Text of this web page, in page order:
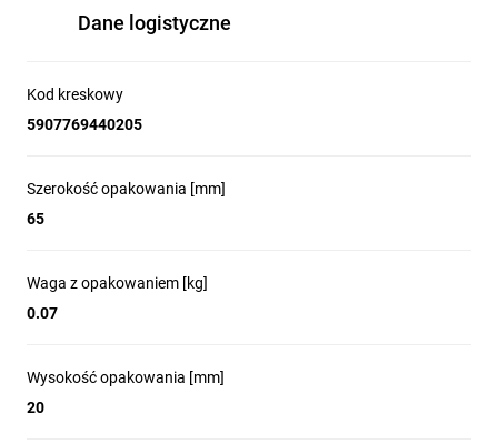
Dane logistyczne
Kod kreskowy
5907769440205
Szerokość opakowania [mm]
65
Waga z opakowaniem [kg]
0.07
Wysokość opakowania [mm]
20